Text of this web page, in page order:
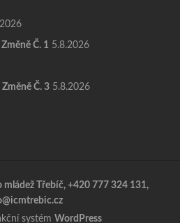
Č. 1 5.8.2026
Č. 3 5.8.2026
Třebíč, +420 777 324 131,
systém WordPress